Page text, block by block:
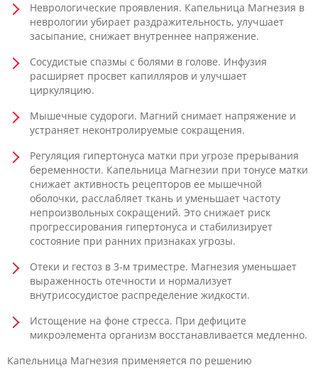
Неврологические проявления. Капельница Магнезия в
неврологии убирает раздражительность, улучшает
засыпание, снижает внутреннее напряжение.
Сосудистые спазмы с болями в голове. Инфузия
расширяет просвет капилляров и улучшает
циркуляцию.
Мышечные судороги. Магний снимает напряжение и
устраняет неконтролируемые сокращения.
Регуляция гипертонуса матки при угрозе прерывания
беременности. Капельница Магнезии при тонусе матки
снижает активность рецепторов ее мышечной
оболочки, расслабляет ткань и уменьшает частоту
непроизвольных сокращений. Это снижает риск
прогрессирования гипертонуса и стабилизирует
состояние при ранних признаках угрозы.
Отеки и гестоз в 3-м триместре. Магнезия уменьшает
выраженность отечности и нормализует
внутрисосудистое распределение жидкости.
Истощение на фоне стресса. При дефиците
микроэлемента организм восстанавливается медленно.
Капельница Магнезия применяется по решению